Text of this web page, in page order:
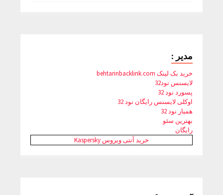
مدیر :
خرید بک لینک behtarinbacklink.com
لایسنس نود32
پسورد نود 32
اوکلی لایسنس رایگان نود 32
همیار نود 32
بهترین سئو
رایگان
خرید آنتی ویروس Kaspersky